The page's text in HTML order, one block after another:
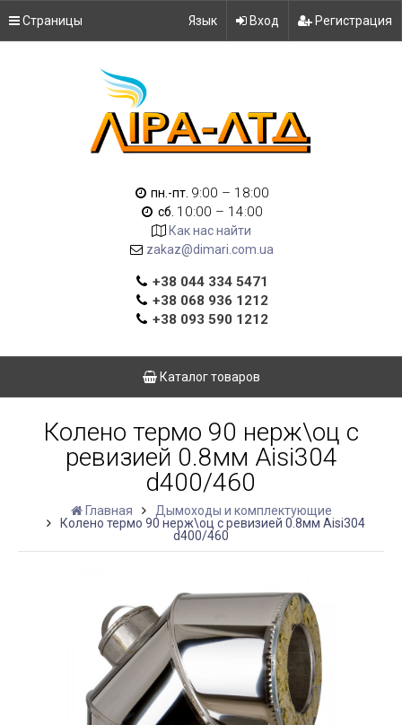
Страницы Язык Вход Регистрация
пн.-пт. 9:00 – 18:00
сб. 10:00 – 14:00
Как нас найти
zakaz@dimari.com.ua
+38 044 334 5471
+38 068 936 1212
+38 093 590 1212
Каталог товаров
Колено термо 90 нерж\оц с
ревизией 0.8мм Aisi304
d400/460
Главная
Дымоходы и комплектующие
Колено термо 90 нерж\оц с ревизией 0.8мм Aisi304
d400/460